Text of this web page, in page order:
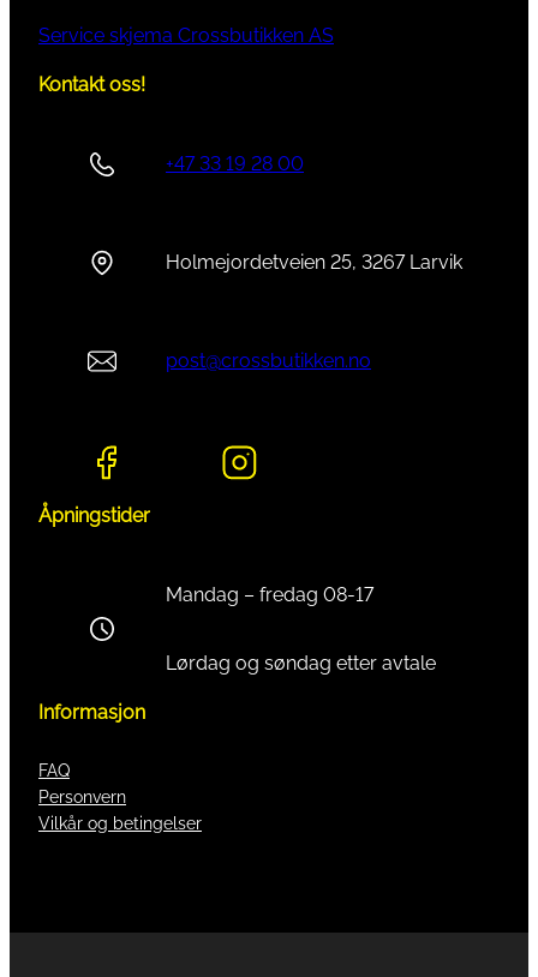
Service skjema Crossbutikken AS
Kontakt oss!
+47 33 19 28 00
Holmejordetveien 25, 3267 Larvik
post@crossbutikken.no
Åpningstider
Mandag – fredag 08-17
Lørdag og søndag etter avtale
Informasjon
FAQ
Personvern
Vilkår og betingelser